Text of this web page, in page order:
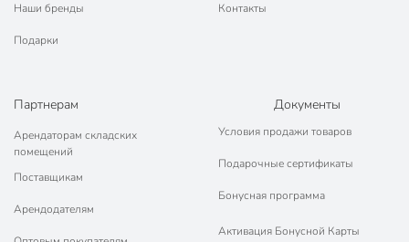
Наши бренды
Подарки
Контакты
Партнерам
Арендаторам складских
помещений
Поставщикам
Арендодателям
Документы
Условия продажи товаров
Подарочные сертификаты
Бонусная программа
Активация Бонусной Карты